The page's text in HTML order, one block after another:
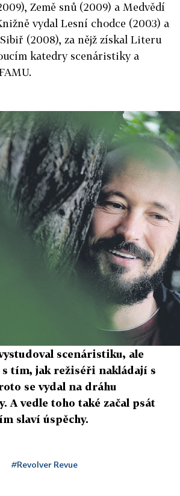
Země snů (2009) a Medvědí
vydal Lesní chodce (2003) a
(2008), za nějž získal Literu
katedry scenáristiky a
scenáristiku, ale
s tím, jak režiséři nakládají s
se vydal na dráhu
A vedle toho také začal psát
slaví úspěchy.
#Revolver Revue